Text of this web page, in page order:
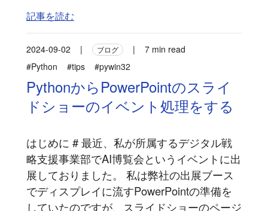
記事を読む
2024-09-02 | ブログ |
7 min read
#Python
#tips #pywin32
PythonからPowerPointのスライ
ドショーのイベント処理をする
はじめに # 最近、私が所属するデジタル戦
略支援事業部でAI博覧会というイベントに出
展しておりました。 私は弊社の出展ブース
でディスプレイに流すPowerPointの準備を
していたのですが、スライドショーのページ